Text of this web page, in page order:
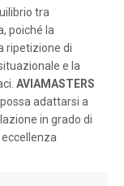
tra
poiché la
ripetizione di
e la
AVIAMASTERS
adattarsi a
in grado di